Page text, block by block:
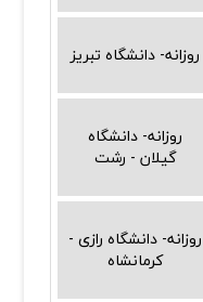
روزانه- دانشگاه تبریز
روزانه- دانشگاه
گیلان - رشت
روزانه- دانشگاه رازی -
کرمانشاه